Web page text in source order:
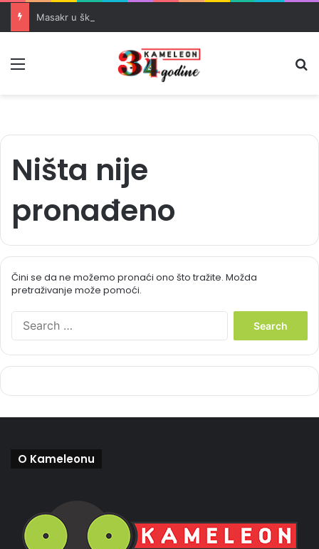
Ništa nije
pronađeno
Čini se da ne možemo pronaći ono što tražite. Možda
pretraživanje može pomoći.
h
O Kameleonu